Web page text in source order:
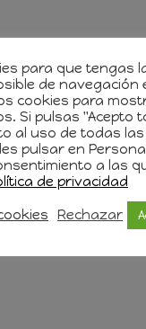
para que tengas
de
cookies para
Si pulsas "Acepto
al uso de todas las
pulsar en
a las
de privacidad
Rechazar